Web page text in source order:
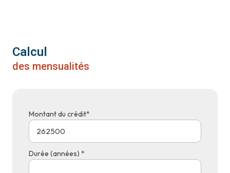
Calcul
des mensualités
Montant du crédit*
Durée (années) *